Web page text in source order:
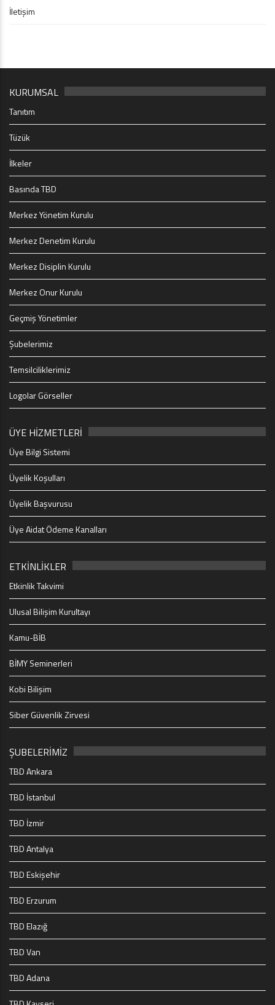
İletişim
KURUMSAL
Tanıtım
Tüzük
İlkeler
Basında TBD
Merkez Yönetim Kurulu
Merkez Denetim Kurulu
Merkez Disiplin Kurulu
Merkez Onur Kurulu
Geçmiş Yönetimler
Şubelerimiz
Temsilciliklerimiz
Logolar Görseller
ÜYE HİZMETLERİ
Üye Bilgi Sistemi
Üyelik Koşulları
Üyelik Başvurusu
Üye Aidat Ödeme Kanalları
ETKİNLİKLER
Etkinlik Takvimi
Ulusal Bilişim Kurultayı
Kamu-BİB
BİMY Seminerleri
Kobi Bilişim
Siber Güvenlik Zirvesi
ŞUBELERİMİZ
TBD Ankara
TBD İstanbul
TBD İzmir
TBD Antalya
TBD Eskişehir
TBD Erzurum
TBD Elazığ
TBD Van
TBD Adana